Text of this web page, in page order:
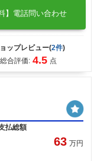
】電話問い合わせ
ップレビュー(2件)
総合評価: 4.5 点
払総額
63 万円